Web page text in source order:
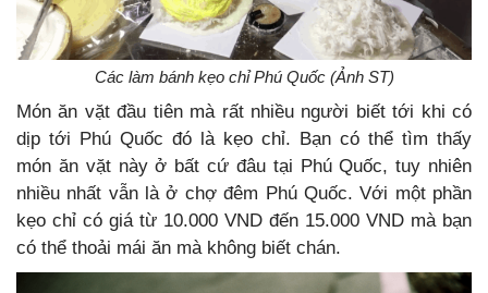
Các làm bánh kẹo chỉ Phú Quốc (Ảnh ST)
Món ăn vặt đầu tiên mà rất nhiều người biết tới khi có
dịp tới Phú Quốc đó là kẹo chỉ. Bạn có thể tìm thấy
món ăn vặt này ở bất cứ đâu tại Phú Quốc, tuy nhiên
nhiều nhất vẫn là ở chợ đêm Phú Quốc. Với một phần
kẹo chỉ có giá từ 10.000 VND đến 15.000 VND mà bạn
có thể thoải mái ăn mà không biết chán.